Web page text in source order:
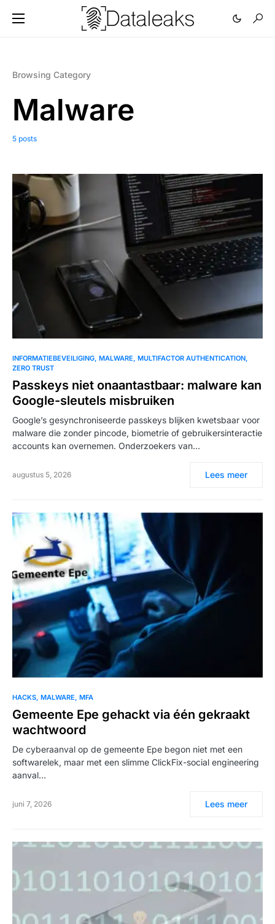
Browsing Category
Malware
5 posts
INFORMATIEBEVEILIGING MALWARE MULTIFACTOR AUTHENTICATION
ZERO TRUST
Passkeys niet onaantastbaar: malware kan
Google-sleutels misbruiken
Google’s gesynchroniseerde passkeys blijken kwetsbaar voor
malware die zonder pincode, biometrie of gebruikersinteractie
accounts kan overnemen. Onderzoekers van…
augustus 5, 2026 Lees meer
HACKS MALWARE MFA
Gemeente Epe gehackt via één gekraakt
wachtwoord
De cyberaanval op de gemeente Epe begon niet met een
softwarelek, maar met een slimme ClickFix-social engineering
aanval…
juni 7, 2026 Lees meer